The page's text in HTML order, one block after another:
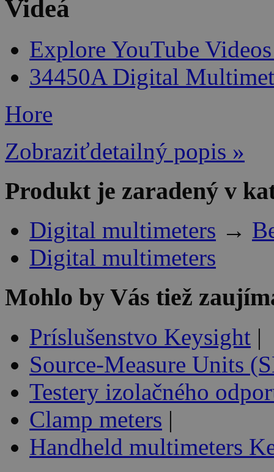
Videá
Explore YouTube
34450A Digital
Hore
Zobraziťdetailný popis »
Produkt je zaradený v
Digital multimeters →
Digital multimeters
Mohlo by Vás tiež
Príslušenstvo Keysight |
Source-Measure Units
Testery izolačného
Clamp meters |
Handheld multimeters